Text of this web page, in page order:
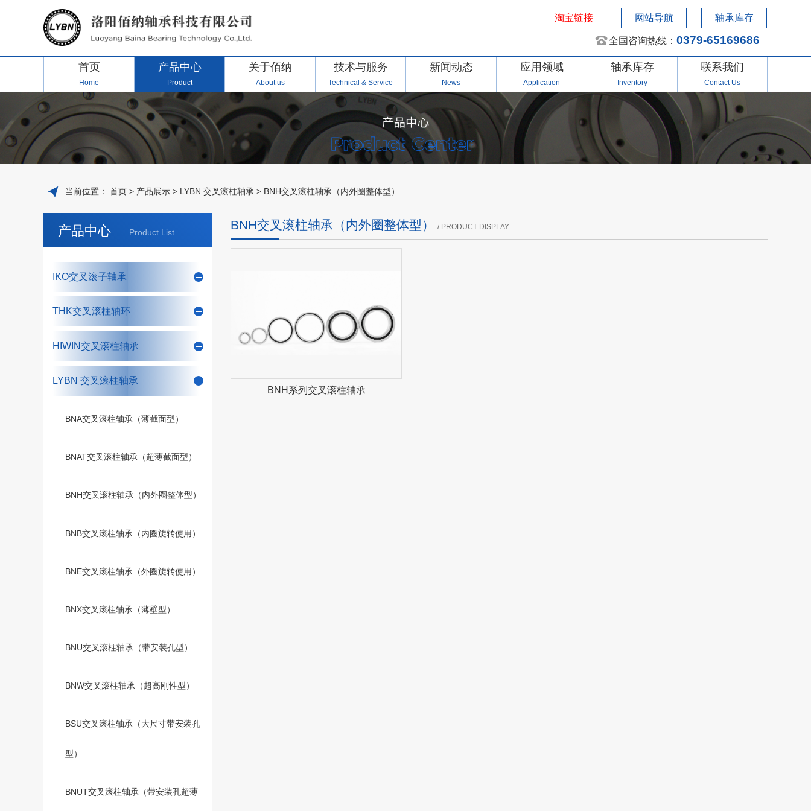
淘宝链接 网站导航 轴承库存
全国咨询热线：0379-65169686
首页
Home
产品中心
Product
关于佰纳
About us
技术与服务
Technical & Service
新闻动态
News
应用领域
Application
轴承库存
Inventory
联系我们
Contact Us
当前位置： 首页 > 产品展示 > LYBN 交叉滚柱轴承 > BNH交叉滚柱轴承（内外圈整体型）
产品中心 Product List
IKO交叉滚子轴承
THK交叉滚柱轴环
HIWIN交叉滚柱轴承
LYBN 交叉滚柱轴承
BNA交叉滚柱轴承（薄截面型）
BNAT交叉滚柱轴承（超薄截面型）
BNH交叉滚柱轴承（内外圈整体型）
BNB交叉滚柱轴承（内圈旋转使用）
BNE交叉滚柱轴承（外圈旋转使用）
BNX交叉滚柱轴承（薄壁型）
BNU交叉滚柱轴承（带安装孔型）
BNW交叉滚柱轴承（超高刚性型）
BSU交叉滚柱轴承（大尺寸带安装孔
型）
BNUT交叉滚柱轴承（带安装孔超薄
BNH交叉滚柱轴承（内外圈整体型） / PRODUCT DISPLAY
BNH系列交叉滚柱轴承